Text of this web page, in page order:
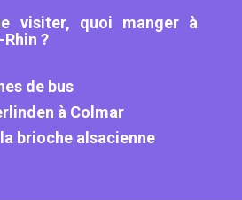
visiter, quoi manger à
?
de bus
à Colmar
brioche alsacienne